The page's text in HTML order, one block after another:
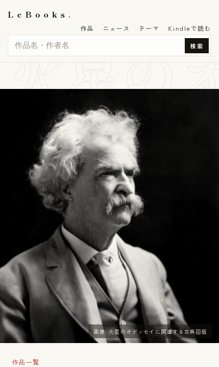
LeBooks
検索
作品 ニュース テーマ Kindleで読む
火星の
画像: 火星のオデッセイに関連する古典図版
作品一覧